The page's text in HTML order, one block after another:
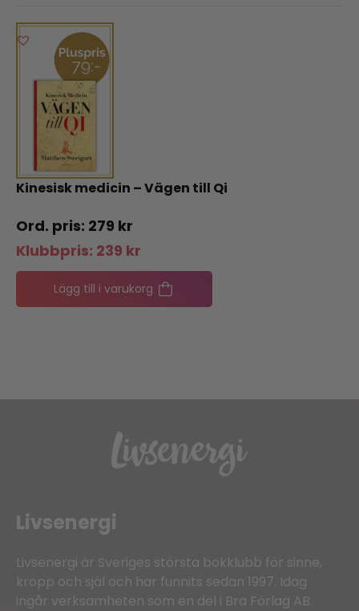
Kinesisk medicin – Vägen till Qi
279 kr
Klubbpris: 239 kr
Lägg till i varukorg
Livsenergi
Livsenergi är Sveriges största bokklubb för sinne,
kropp och själ och har funnits sedan 1997. Idag
ingår verksamheten som en del i Bra Förlag AB.